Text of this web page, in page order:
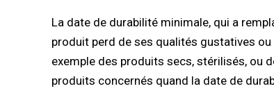
La date de durabilité minimale, qui a
produit perd de ses qualités gustatives ou
exemple des produits secs, stérilisés, ou
produits concernés quand la date de